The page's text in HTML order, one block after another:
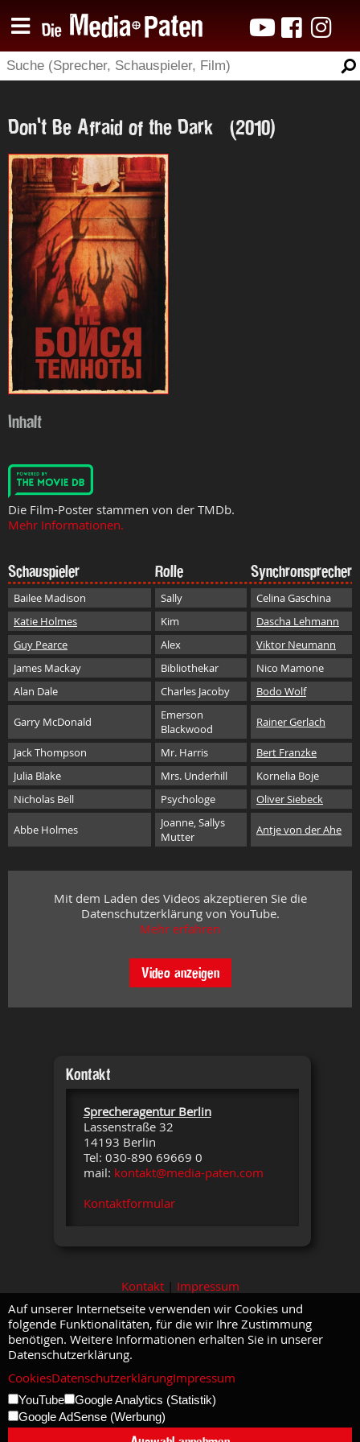
Don't Be Afraid of the Dark (2010)
Inhalt
Die Film-Poster stammen von der TMDb.
Mehr Informationen.
Schauspieler Rolle Synchronsprecher
Bailee Madison Sally
Celina Gaschina
Katie Holmes
Kim
Dascha Lehmann
Guy Pearce
Alex
Viktor Neumann
James Mackay
Bibliothekar
Nico Mamone
Alan Dale
Charles Jacoby Bodo Wolf
Garry McDonald
Emerson
Blackwood
Rainer Gerlach
Jack Thompson Mr. Harris
Bert Franzke
Julia Blake
Mrs. Underhill
Kornelia Boje
Nicholas Bell
Psychologe Oliver Siebeck
Abbe Holmes
Joanne, Sallys
Mutter
Antje von der Ahe
Mit dem Laden des Videos akzeptieren Sie die
Datenschutzerklärung von YouTube.
Mehr erfahren
Video anzeigen
Kontakt
Sprecheragentur Berlin
Lassenstraße 32
14193 Berlin
Tel: 030-890 69669 0
mail: kontakt@media-paten.com
Kontaktformular
Kontakt| Impressum
Auf unserer Internetseite verwenden wir Cookies und
folgende Funktionalitäten, für die wir Ihre Zustimmung
benötigen. Weitere Informationen erhalten Sie in unserer
Datenschutzerklärung.
CookiesDatenschutzerklärungImpressum
YouTube
Google Analytics (Statistik)
Google AdSense (Werbung)